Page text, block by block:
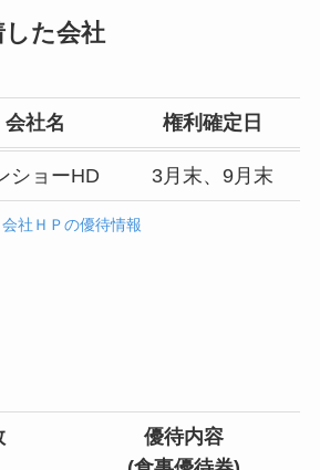
た会社
会社名 権利確定日
ショーHD 3月末、9月末
会社ＨＰの優待情報
優待内容